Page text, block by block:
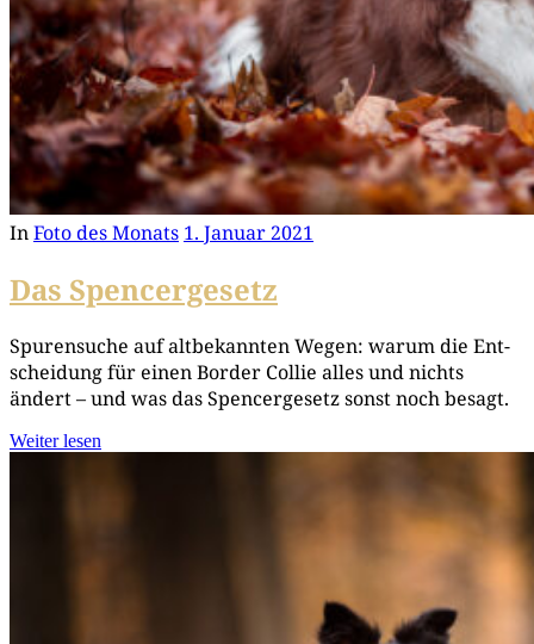
InFoto des Monats 1. Januar 2021
Das Spencergesetz
Spu­ren­su­che auf alt­be­kann­ten Wegen: war­um die Ent­
schei­dung für einen Bor­der Col­lie alles und nichts
ändert – und was das Spen­cer­ge­setz sonst noch besagt.
Weiter lesen